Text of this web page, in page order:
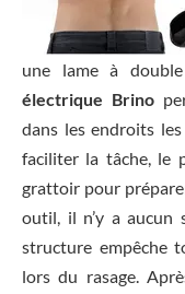
une lame à
électrique Brino
dans les endroits
faciliter la tâche, le
grattoir pour
outil, il n’y a aucun
structure empêche
lors du rasage.